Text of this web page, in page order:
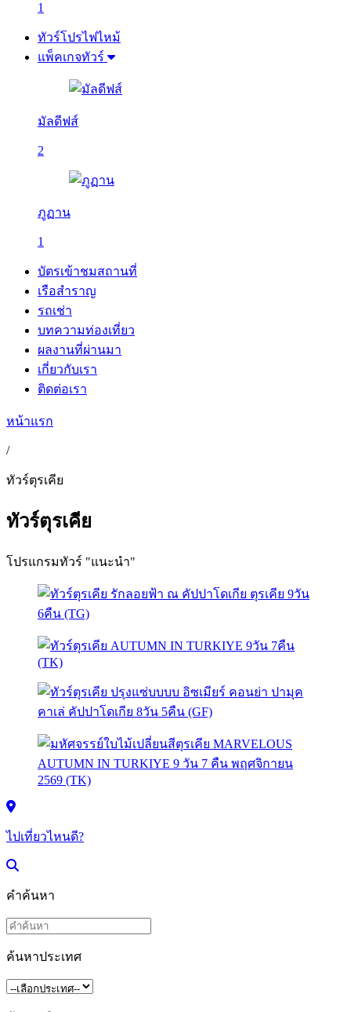
1
ทัวร์โปรไฟไหม้
แพ็คเกจทัวร์
มัลดีฟส์
2
ภูฏาน
1
บัตรเข้าชมสถานที่
เรือสำราญ
รถเช่า
บทความท่องเที่ยว
ผลงานที่ผ่านมา
เกี่ยวกับเรา
ติดต่อเรา
หน้าแรก
/
ทัวร์ตุรเคีย
ทัวร์ตุรเคีย
โปรแกรมทัวร์ "แนะนำ"
ไปเที่ยวไหนดี?
คำค้นหา
ค้นหาประเทศ